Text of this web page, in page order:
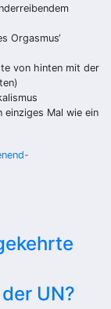
Orgasmus‘
von hinten mit der
einziges Mal wie ein
UN?